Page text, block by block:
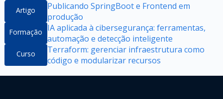
Artigo
Publicando SpringBoot e Frontend em
produção
Formação
IA aplicada à cibersegurança: ferramentas,
automação e detecção inteligente
Curso
Terraform: gerenciar infraestrutura como
código e modularizar recursos